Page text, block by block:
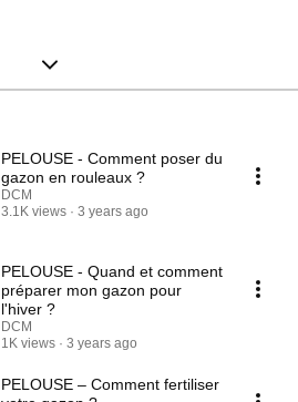
PELOUSE - Comment poser du
gazon en rouleaux ?
DCM
3.1K views
3 years ago
PELOUSE - Quand et comment
préparer mon gazon pour
l'hiver ?
DCM
1K views
3 years ago
PELOUSE – Comment fertiliser